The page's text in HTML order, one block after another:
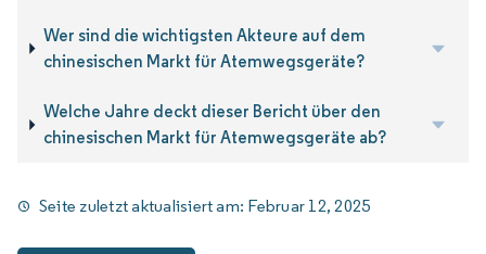
Wer sind die wichtigsten Akteure auf dem
chinesischen Markt für Atemwegsgeräte?
Welche Jahre deckt dieser Bericht über den
chinesischen Markt für Atemwegsgeräte ab?
Seite zuletzt aktualisiert am: Februar 12, 2025